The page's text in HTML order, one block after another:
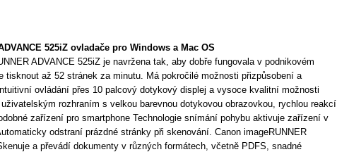
525iZ ovladače pro Windows a Mac OS
ADVANCE 525iZ je navržena tak, aby dobře fungovala v podnikovém
tisknout až 52 stránek za minutu. Má pokročilé možnosti přizpůsobení a
ovládání přes 10 palcový dotykový displej a vysoce kvalitní možnosti
rozhraním s velkou barevnou dotykovou obrazovkou, rychlou reakcí
zařízení pro smartphone Technologie snímání pohybu aktivuje zařízení v
odstraní prázdné stránky při skenování. Canon imageRUNNER
a převádí dokumenty v různých formátech, včetně PDFS, snadné